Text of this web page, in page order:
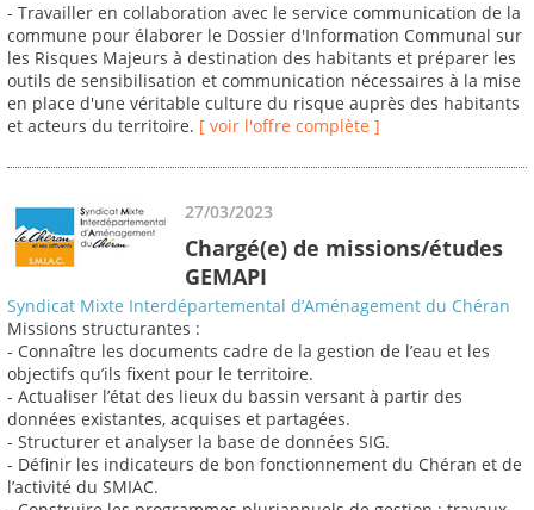
- Travailler en collaboration avec le service communication de la
commune pour élaborer le Dossier d'Information Communal sur
les Risques Majeurs à destination des habitants et préparer les
outils de sensibilisation et communication nécessaires à la mise
en place d'une véritable culture du risque auprès des habitants
et acteurs du territoire. [ voir l'offre complète ]
27/03/2023
Chargé(e) de missions/études
GEMAPI
Syndicat Mixte Interdépartemental d’Aménagement du Chéran
Missions structurantes :
- Connaître les documents cadre de la gestion de l’eau et les
objectifs qu’ils fixent pour le territoire.
- Actualiser l’état des lieux du bassin versant à partir des
données existantes, acquises et partagées.
- Structurer et analyser la base de données SIG.
- Définir les indicateurs de bon fonctionnement du Chéran et de
l’activité du SMIAC.